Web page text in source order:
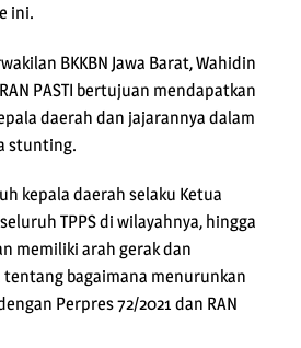
ini.
BKKBN Jawa Barat, Wahidin
PASTI bertujuan mendapatkan
daerah dan jajarannya dalam
stunting.
kepala daerah selaku Ketua
TPPS di wilayahnya, hingga
memiliki arah gerak dan
tentang bagaimana menurunkan
Perpres 72/2021 dan RAN